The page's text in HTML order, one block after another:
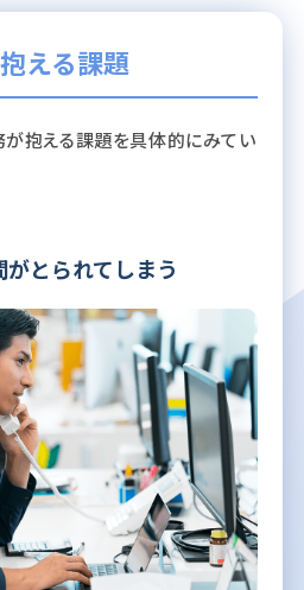
える課題
が抱える課題を具体的にみてい
とられてしまう